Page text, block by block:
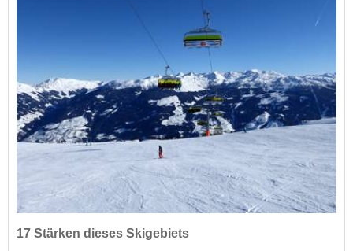
17 Stärken dieses Skigebiets